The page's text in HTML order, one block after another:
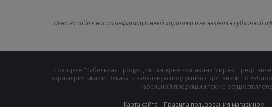
Цена на сайте носит информационный характер и не является публичной
В разделе "Кабельная продукция" интернет-магазина Мирэкс
характеристиками. Заказать кабельную продукцию с доставкой по
кабельной продукции так же
Карта сайта | Правила пользования магазином |